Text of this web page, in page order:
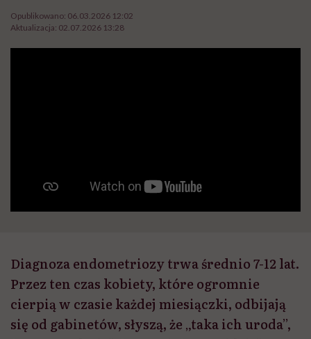
Opublikowano: 06.03.2026 12:02
Aktualizacja: 02.07.2026 13:28
Diagnoza endometriozy trwa średnio 7-12 lat.
Przez ten czas kobiety, które ogromnie
cierpią w czasie każdej miesiączki, odbijają
się od gabinetów, słyszą, że „taka ich uroda”,